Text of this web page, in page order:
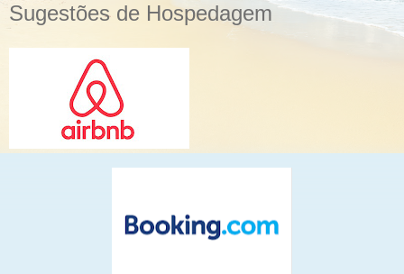
Sugestões de Hospedagem